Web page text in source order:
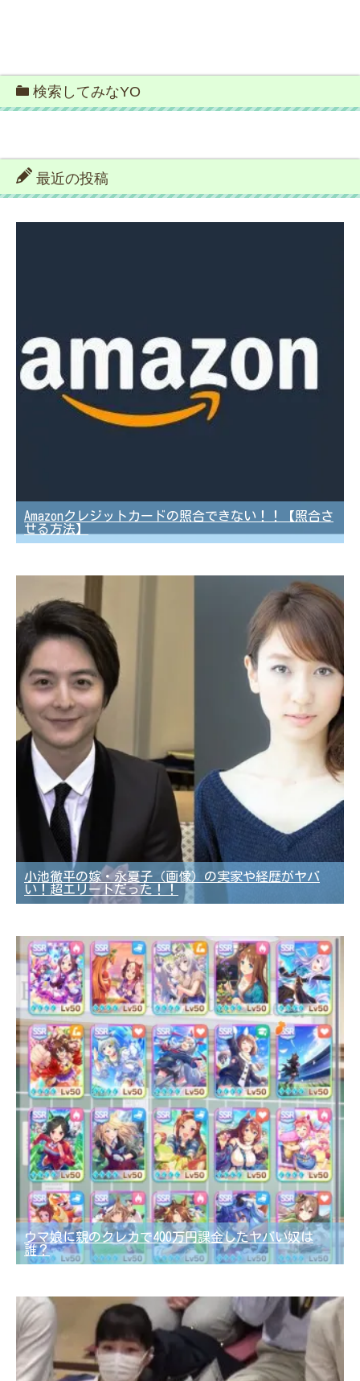
検索してみなYO
最近の投稿
Amazonクレジットカードの照合できない！！【照合さ
せる方法】
小池徹平の嫁・永夏子（画像）の実家や経歴がヤバ
い！超エリートだった！！
ウマ娘に親のクレカで400万円課金したヤバい奴は
誰？